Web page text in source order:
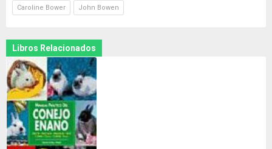
Caroline Bower John Bowen
Libros Relacionados